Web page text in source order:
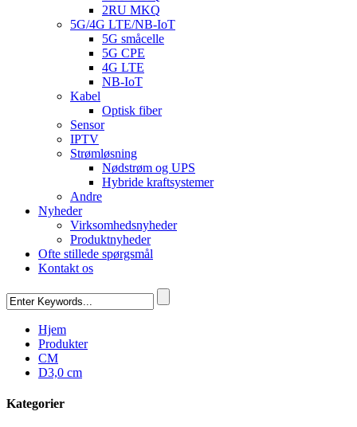
2RU MKQ
5G/4G LTE/NB-IoT
5G småcelle
5G CPE
4G LTE
NB-IoT
Kabel
Optisk fiber
Sensor
IPTV
Strømløsning
Nødstrøm og UPS
Hybride kraftsystemer
Andre
Nyheder
Virksomhedsnyheder
Produktnyheder
Ofte stillede spørgsmål
Kontakt os
Hjem
Produkter
CM
D3,0 cm
Kategorier